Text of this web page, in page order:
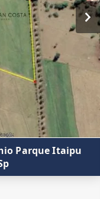
Parque Itaipu